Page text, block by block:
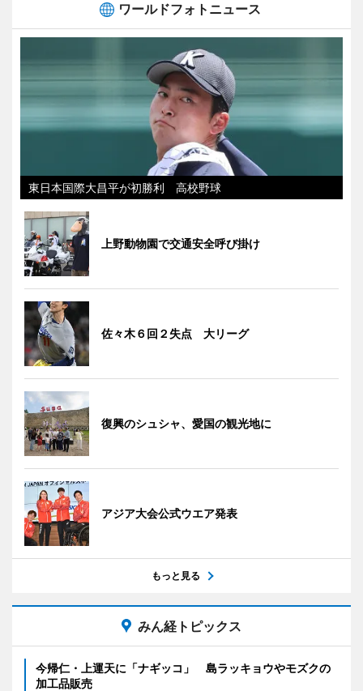
ワールドフォトニュース
東日本国際大昌平が初勝利 高校野球
上野動物園で交通安全呼び掛け
佐々木６回２失点 大リーグ
復興のシュシャ、愛国の観光地に
アジア大会公式ウエア発表
もっと見る
みん経トピックス
今帰仁・上運天に「ナギッコ」 島ラッキョウやモズクの
加工品販売